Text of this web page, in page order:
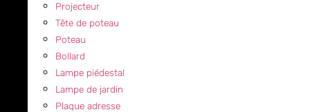
Projecteur
Tête de poteau
Poteau
Bollard
Lampe piédestal
Lampe de jardin
Plaque adresse